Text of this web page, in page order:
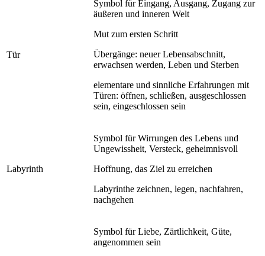
Tür
Symbol für Eingang, Ausgang, Zugang zur
äußeren und inneren Welt
Mut zum ersten Schritt
Übergänge: neuer Lebensabschnitt,
erwachsen werden, Leben und Sterben
elementare und sinnliche Erfahrungen mit
Türen: öffnen, schließen, ausgeschlossen
sein, eingeschlossen sein
Labyrinth
Symbol für Wirrungen des Lebens und
Ungewissheit, Versteck, geheimnisvoll
Hoffnung, das Ziel zu erreichen
Labyrinthe zeichnen, legen, nachfahren,
nachgehen
Symbol für Liebe, Zärtlichkeit, Güte,
angenommen sein